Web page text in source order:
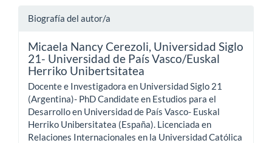
Biografía del autor/a
Micaela Nancy Cerezoli, Universidad Siglo
21- Universidad de País Vasco/Euskal
Herriko Unibertsitatea
Docente e Investigadora en Universidad Siglo 21
(Argentina)- PhD Candidate en Estudios para el
Desarrollo en Universidad de País Vasco- Euskal
Herriko Unibersitatea (España). Licenciada en
Relaciones Internacionales en la Universidad Católica